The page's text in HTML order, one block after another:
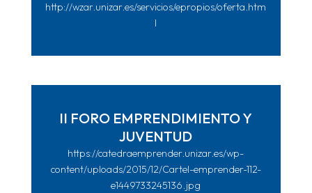
http://wzar.unizar.es/servicios/epropios/oferta.htm
l
II FORO EMPRENDIMIENTO Y
JUVENTUD
https://catedraemprender.unizar.es/wp-
content/uploads/2015/12/Cartel-emprender-112-
e1449733245136.jpg